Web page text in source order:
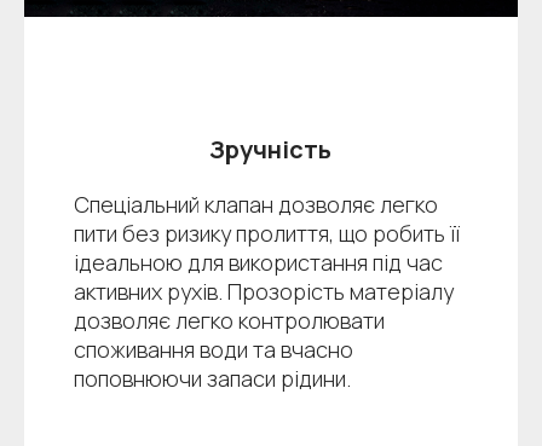
Зручність
Спеціальний клапан дозволяє легко
пити без ризику пролиття, що робить її
ідеальною для використання під час
активних рухів. Прозорість матеріалу
дозволяє легко контролювати
споживання води та вчасно
поповнюючи запаси рідини.